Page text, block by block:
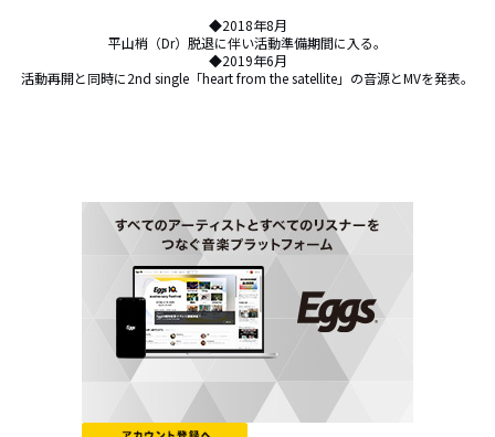
◆2018年8月
平山梢（Dr）脱退に伴い活動準備期間に入る。
◆2019年6月
活動再開と同時に2nd single「heart from the satellite」の音源とMVを発表。